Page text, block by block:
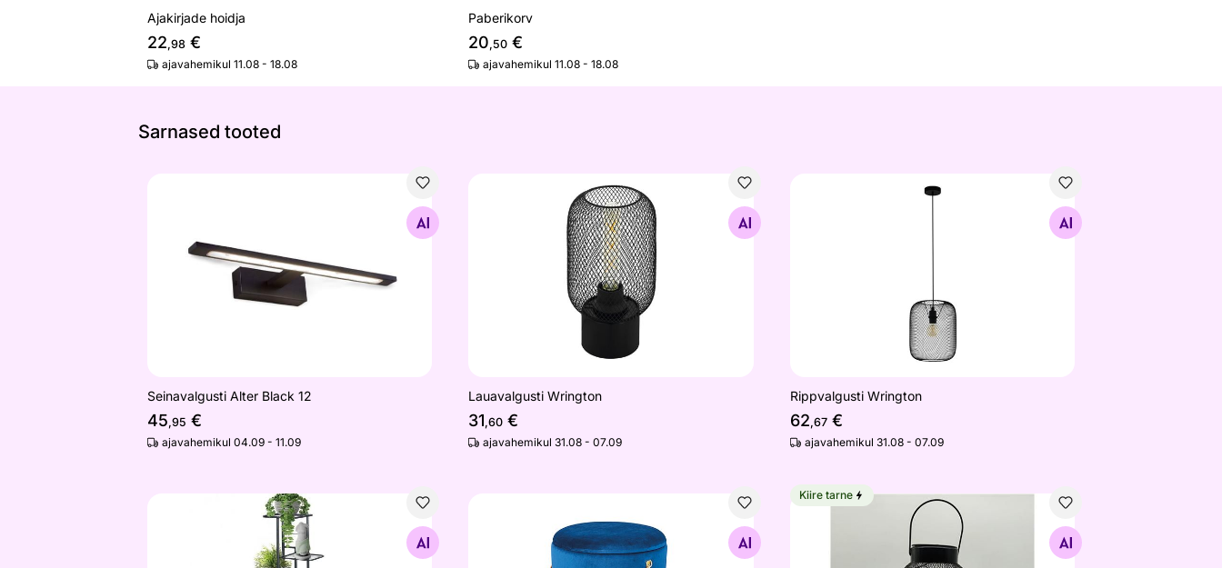
Ajakirjade hoidja
22,98 €
ajavahemikul 11.08 - 18.08
Paberikorv
20,50 €
ajavahemikul 11.08 - 18.08
Sarnased tooted
Seinavalgusti Alter Black 12
45,95 €
ajavahemikul 04.09 - 11.09
Lauavalgusti Wrington
Otsi sarnaseid
Lauavalgusti Wrington
31,60 €
ajavahemikul 31.08 - 07.09
Rippvalgusti Wrington
Rippvalgusti Wrington
62,67€
ajavahemikul 31.08 - 07.09
Lillepostament 6 tasandiga, must
Otsi sarnaseid
Solarvalgusti BARI IP44
Kiire tarne